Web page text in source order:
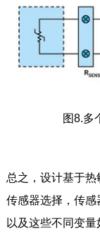
图8.多
总之，设计基于热
传感器选择，传感
以及这些不同变